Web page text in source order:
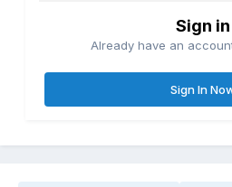
Sign in
Already have an
Sign In